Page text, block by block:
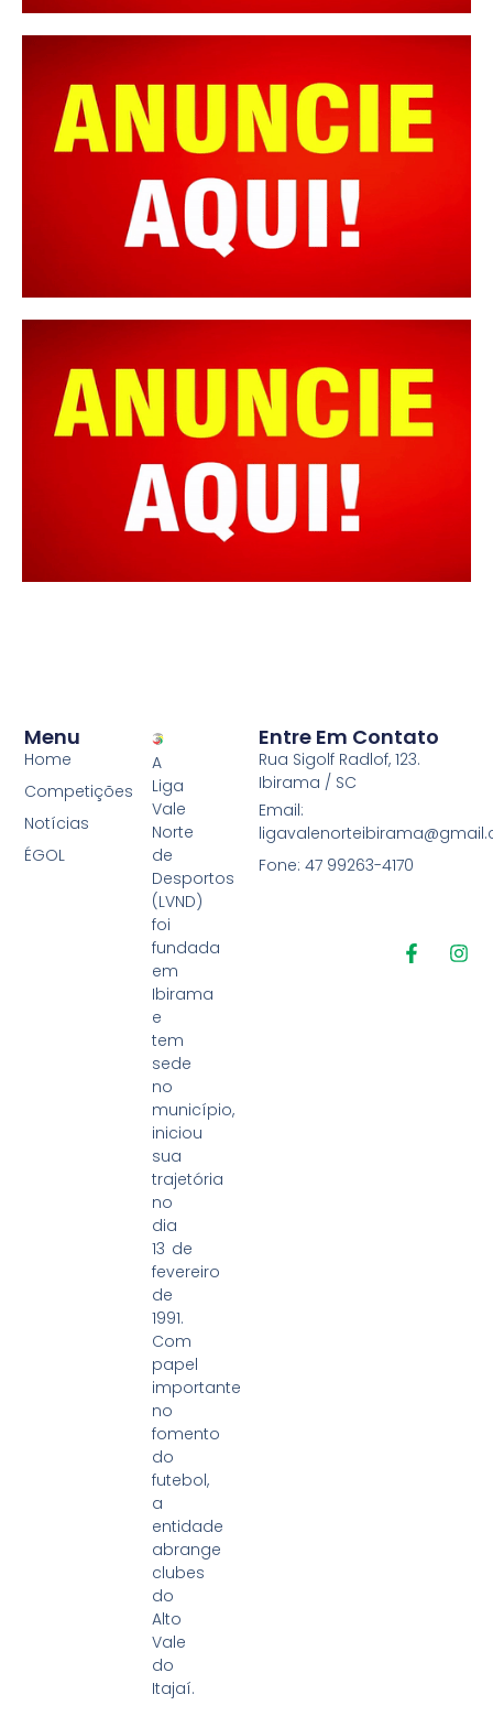
A
Liga
Vale
Norte
de
Desportos
(LVND)
foi
fundada
em
Ibirama
e
tem
sede
no
município,
iniciou
sua
trajetória
no
dia
13 de
fevereiro
de
1991.
Com
papel
importante
no
fomento
do
futebol,
a
entidade
abrange
clubes
do
Alto
Vale
do
Itajaí.
Menu
Home
Competições
Notícias
ÉGOL
Entre Em Contato
Rua Sigolf Radlof, 123.
Ibirama / SC
Email:
Fone: 47 99263-4170